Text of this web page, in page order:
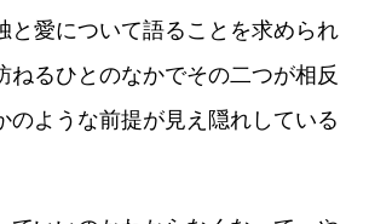
と愛について語ることを求められ
ねるひとのなかでその二つが相反
のような前提が見え隠れしている